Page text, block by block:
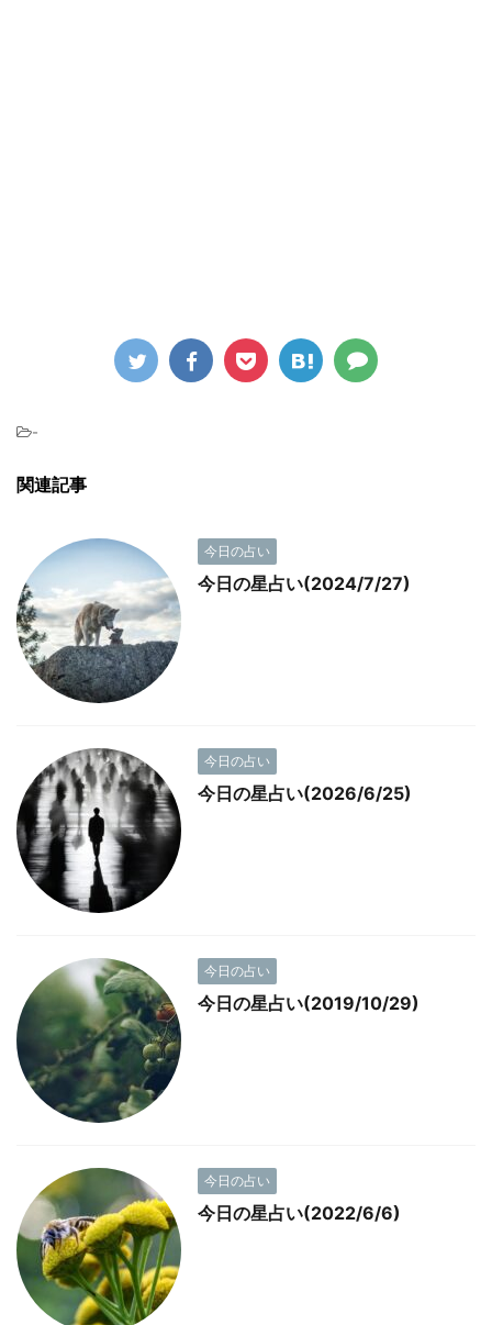
-
関連記事
今日の占い
今日の星占い(2024/7/27)
今日の占い
今日の星占い(2026/6/25)
今日の占い
今日の星占い(2019/10/29)
今日の占い
今日の星占い(2022/6/6)